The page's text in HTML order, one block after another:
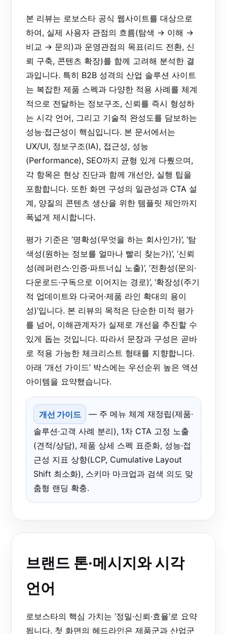
본 리뷰는 로보스타 공식 웹사이트를 대상으로
하여, 실제 사용자 관점의 흐름(탐색 → 이해 →
비교 → 문의)과 운영관점의 목표(리드 전환, 신
뢰 구축, 콘텐츠 확장)를 함께 고려해 분석한 결
과입니다. 특히 B2B 성격의 산업 솔루션 사이트
는 복잡한 제품 스펙과 다양한 적용 사례를 체계
적으로 전달하는 정보구조, 신뢰를 즉시 형성하
는 시각 언어, 그리고 기술적 완성도를 담보하는
성능·접근성이 핵심입니다. 본 문서에서는
UX/UI, 정보구조(IA), 접근성, 성능
(Performance), SEO까지 균형 있게 다뤘으며,
각 항목은 현상 진단과 함께 개선안, 실행 팁을
포함합니다. 또한 화면 구성의 일관성과 CTA 설
계, 양질의 콘텐츠 생산을 위한 템플릿 제안까지
폭넓게 제시합니다.
평가 기준은 ‘명확성(무엇을 하는 회사인가)’, ‘탐
색성(원하는 정보를 얼마나 빨리 찾는가)’, ‘신뢰
성(레퍼런스·인증·파트너십 노출)’, ‘전환성(문의·
다운로드·구독으로 이어지는 경로)’, ‘확장성(주기
적 업데이트와 다국어·제품 라인 확대의 용이
성)’입니다. 본 리뷰의 목적은 단순한 미적 평가
를 넘어, 이해관계자가 실제로 개선을 추진할 수
있게 돕는 것입니다. 따라서 문장과 구성은 곧바
로 적용 가능한 체크리스트 형태를 지향합니다.
아래 ‘개선 가이드’ 박스에는 우선순위 높은 액션
아이템을 요약했습니다.
개선 가이드
— 주 메뉴 체계 재정립(제품·
솔루션·고객 사례 분리), 1차 CTA 고정 노출
(견적/상담), 제품 상세 스펙 표준화, 성능·접
근성 지표 상향(LCP, Cumulative Layout
Shift 최소화), 스키마 마크업과 검색 의도 맞
춤형 랜딩 확충.
브랜드 톤·메시지와 시각
언어
로보스타의 핵심 가치는 ‘정밀·신뢰·효율’로 요약
됩니다. 첫 화면의 헤드라인은 제품군과 산업군